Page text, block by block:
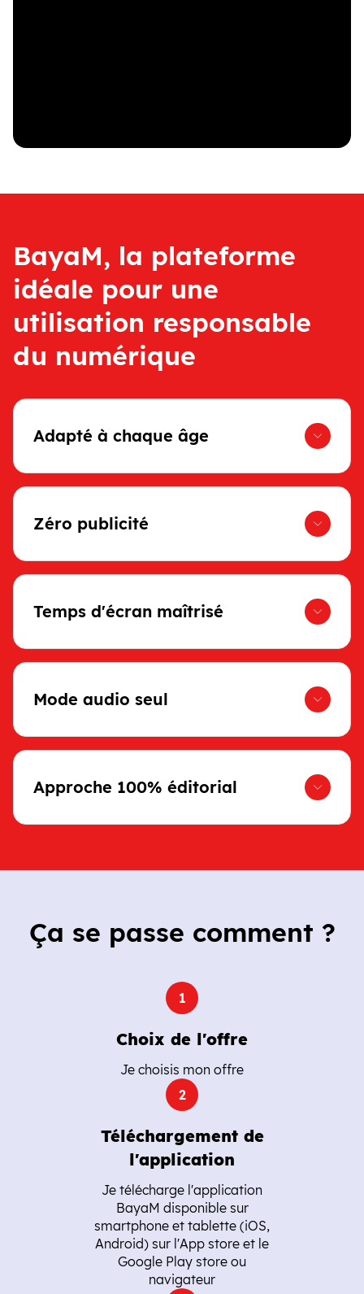
BayaM, la plateforme
idéale pour une
utilisation responsable
du numérique
Adapté à chaque âge
Zéro publicité
Temps d'écran maîtrisé
Mode audio seul
Approche 100% éditorial
Ça se passe comment ?
Choix de l'offre
Je choisis mon offre
Téléchargement de
l'application
Je télécharge l'application
BayaM disponible sur
smartphone et tablette (iOS,
Android) sur l'App store et le
Google Play store ou
navigateur